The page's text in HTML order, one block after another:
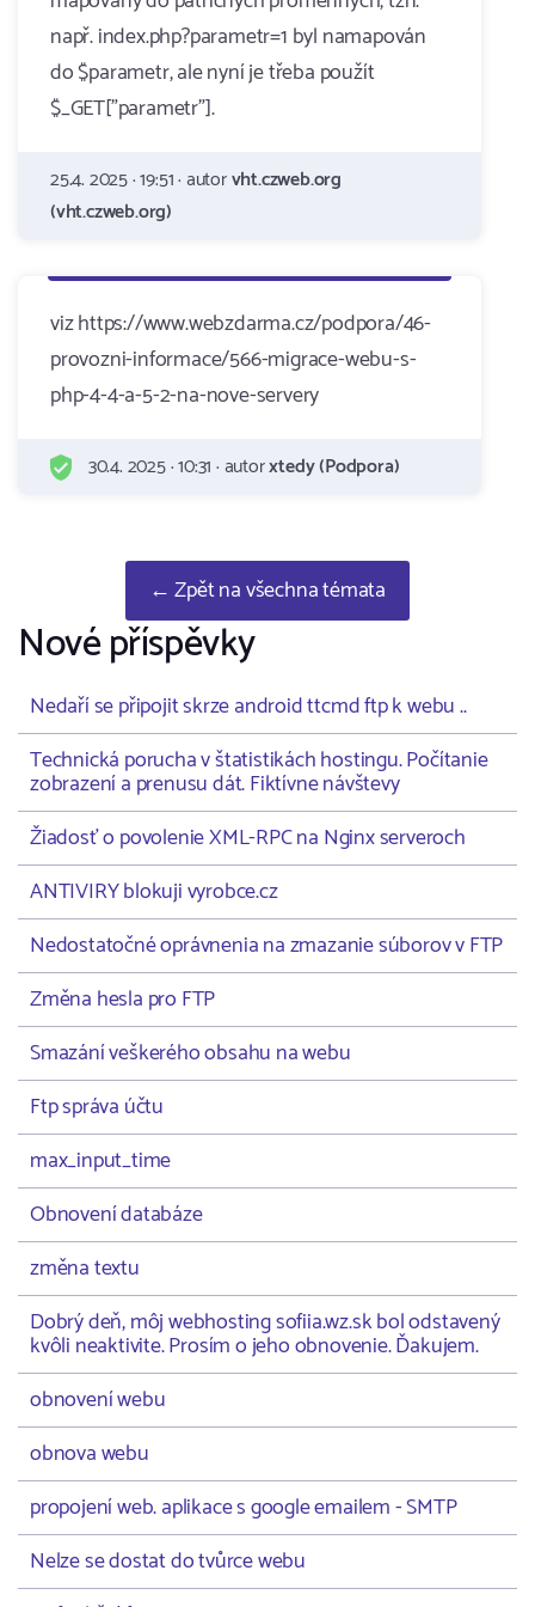
např. index.php?parametr=1 byl namapován
do $parametr, ale nyní je třeba použít
$_GET["parametr"].
25.4. 2025 · 19:51 · autorvht.czweb.org
(vht.czweb.org)
viz https://www.webzdarma.cz/podpora/46-
provozni-informace/566-migrace-webu-s-
php-4-4-a-5-2-na-nove-servery
30.4. 2025 · 10:31 · autorxtedy (Podpora)
← Zpět na všechna témata
Nové příspěvky
Nedaří se připojit skrze android ttcmd ftp k webu ..
Technická porucha v štatistikách hostingu. Počítanie
zobrazení a prenusu dát. Fiktívne návštevy
Žiadosť o povolenie XML-RPC na Nginx serveroch
ANTIVIRY blokuji vyrobce.cz
Nedostatočné oprávnenia na zmazanie súborov v FTP
Změna hesla pro FTP
Smazání veškerého obsahu na webu
Ftp správa účtu
max_input_time
Obnovení databáze
změna textu
Dobrý deň, môj webhosting sofiia.wz.sk bol odstavený
kvôli neaktivite. Prosím o jeho obnovenie. Ďakujem.
obnovení webu
obnova webu
propojení web. aplikace s google emailem - SMTP
Nelze se dostat do tvůrce webu